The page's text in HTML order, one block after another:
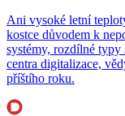
Ani vysoké letní
kostce důvodem k
systémy, rozdílné
centra digitalizace,
příštího roku.